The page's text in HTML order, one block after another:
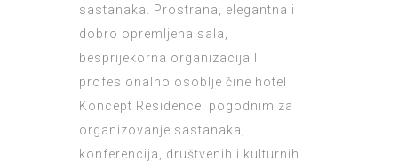
sastanaka. Prostrana, elegantna i
dobro opremljena sala,
besprijekorna organizacija I
profesionalno osoblje čine hotel
Koncept Residence pogodnim za
organizovanje sastanaka,
konferencija, društvenih i kulturnih